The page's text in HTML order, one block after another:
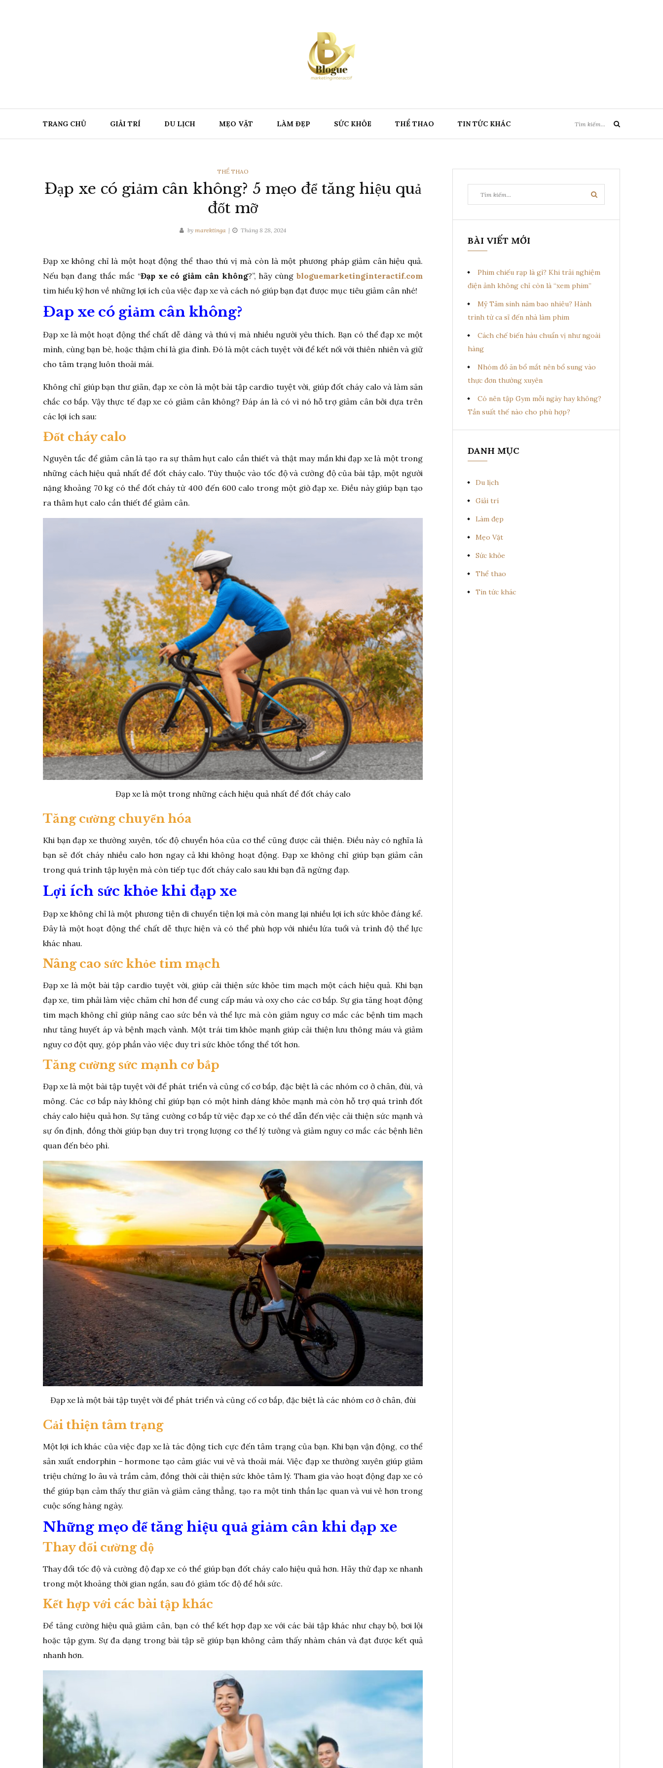
TRANG CHỦ GIẢI TRÍ DU LỊCH MẸO VẶT LÀM ĐẸP SỨC KHỎE THỂ THAO TIN TỨC KHÁC
kiếm:
Tìm
THỂ
LOẠI
THỂ THAO
Đạp xe có giảm cân không? 5 mẹo để tăng hiệu quả
đốt mỡ
by marektinga Tháng 8 28, 2024
Đạp xe không chỉ là một hoạt động thể thao thú vị mà còn là một phương pháp giảm cân hiệu quả.
Nếu bạn đang thắc mắc “Đạp xe có giảm cân không?”, hãy cùngbloguemarketinginteractif.com
tìm hiểu kỹ hơn về những lợi ích của việc đạp xe và cách nó giúp bạn đạt được mục tiêu giảm cân nhé!
Đap xe có giảm cân không?
Đạp xe là một hoạt động thể chất dễ dàng và thú vị mà nhiều người yêu thích. Bạn có thể đạp xe một
mình, cùng bạn bè, hoặc thậm chí là gia đình. Đó là một cách tuyệt vời để kết nối với thiên nhiên và giữ
cho tâm trạng luôn thoải mái.
Không chỉ giúp bạn thư giãn, đạp xe còn là một bài tập cardio tuyệt vời, giúp đốt cháy calo và làm săn
chắc cơ bắp. Vậy thực tế đạp xe có giảm cân không? Đáp án là có vì nó hỗ trợ giảm cân bởi dựa trên
các lợi ích sau:
Đốt cháy calo
Nguyên tắc để giảm cân là tạo ra sự thâm hụt calo cần thiết và thật may mắn khi đạp xe là một trong
những cách hiệu quả nhất để đốt cháy calo. Tùy thuộc vào tốc độ và cường độ của bài tập, một người
nặng khoảng 70 kg có thể đốt cháy từ 400 đến 600 calo trong một giờ đạp xe. Điều này giúp bạn tạo
ra thâm hụt calo cần thiết để giảm cân.
Đạp xe là một trong những cách hiệu quả nhất để đốt cháy calo
Tăng cường chuyển hóa
Khi bạn đạp xe thường xuyên, tốc độ chuyển hóa của cơ thể cũng được cải thiện. Điều này có nghĩa là
bạn sẽ đốt cháy nhiều calo hơn ngay cả khi không hoạt động. Đạp xe không chỉ giúp bạn giảm cân
trong quá trình tập luyện mà còn tiếp tục đốt cháy calo sau khi bạn đã ngừng đạp.
Lợi ích sức khỏe khi đạp xe
Đạp xe không chỉ là một phương tiện di chuyển tiện lợi mà còn mang lại nhiều lợi ích sức khỏe đáng kể.
Đây là một hoạt động thể chất dễ thực hiện và có thể phù hợp với nhiều lứa tuổi và trình độ thể lực
khác nhau.
Nâng cao sức khỏe tim mạch
Đạp xe là một bài tập cardio tuyệt vời, giúp cải thiện sức khỏe tim mạch một cách hiệu quả. Khi bạn
đạp xe, tim phải làm việc chăm chỉ hơn để cung cấp máu và oxy cho các cơ bắp. Sự gia tăng hoạt động
tim mạch không chỉ giúp nâng cao sức bền và thể lực mà còn giảm nguy cơ mắc các bệnh tim mạch
như tăng huyết áp và bệnh mạch vành. Một trái tim khỏe mạnh giúp cải thiện lưu thông máu và giảm
nguy cơ đột quỵ, góp phần vào việc duy trì sức khỏe tổng thể tốt hơn.
Tăng cường sức mạnh cơ bắp
Đạp xe là một bài tập tuyệt vời để phát triển và củng cố cơ bắp, đặc biệt là các nhóm cơ ở chân, đùi, và
mông. Các cơ bắp này không chỉ giúp bạn có một hình dáng khỏe mạnh mà còn hỗ trợ quá trình đốt
cháy calo hiệu quả hơn. Sự tăng cường cơ bắp từ việc đạp xe có thể dẫn đến việc cải thiện sức mạnh và
sự ổn định, đồng thời giúp bạn duy trì trọng lượng cơ thể lý tưởng và giảm nguy cơ mắc các bệnh liên
quan đến béo phì.
Đạp xe là một bài tập tuyệt vời để phát triển và củng cố cơ bắp, đặc biệt là các nhóm cơ ở chân, đùi
Cải thiện tâm trạng
Một lợi ích khác của việc đạp xe là tác động tích cực đến tâm trạng của bạn. Khi bạn vận động, cơ thể
sản xuất endorphin – hormone tạo cảm giác vui vẻ và thoải mái. Việc đạp xe thường xuyên giúp giảm
triệu chứng lo âu và trầm cảm, đồng thời cải thiện sức khỏe tâm lý. Tham gia vào hoạt động đạp xe có
thể giúp bạn cảm thấy thư giãn và giảm căng thẳng, tạo ra một tinh thần lạc quan và vui vẻ hơn trong
cuộc sống hàng ngày.
Những mẹo để tăng hiệu quả giảm cân khi đạp xe
Thay đổi cường độ
Thay đổi tốc độ và cường độ đạp xe có thể giúp bạn đốt cháy calo hiệu quả hơn. Hãy thử đạp xe nhanh
trong một khoảng thời gian ngắn, sau đó giảm tốc độ để hồi sức.
Kết hợp với các bài tập khác
Để tăng cường hiệu quả giảm cân, bạn có thể kết hợp đạp xe với các bài tập khác như chạy bộ, bơi lội
hoặc tập gym. Sự đa dạng trong bài tập sẽ giúp bạn không cảm thấy nhàm chán và đạt được kết quả
nhanh hơn.
kiếm:
Tìm
kiếm
BÀI VIẾT MỚI
Phim chiếu rạp là gì? Khi trải nghiệm
điện ảnh không chỉ còn là “xem phim”
Mỹ Tâm sinh năm bao nhiêu? Hành
trình từ ca sĩ đến nhà làm phim
Cách chế biến hàu chuẩn vị như ngoài
hàng
Nhóm đồ ăn bổ mắt nên bổ sung vào
thực đơn thường xuyên
Có nên tập Gym mỗi ngày hay không?
Tần suất thế nào cho phù hợp?
DANH MỤC
Du lịch
Giải trí
Làm đẹp
Mẹo Vặt
Sức khỏe
Thể thao
Tin tức khác